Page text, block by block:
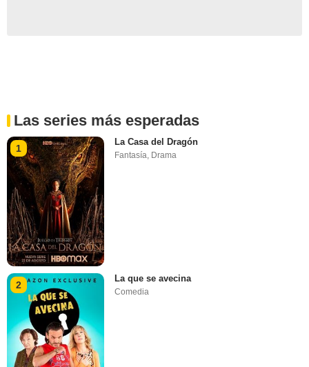
Las series más esperadas
1
La Casa del Dragón
Fantasía, Drama
2
La que se avecina
Comedia